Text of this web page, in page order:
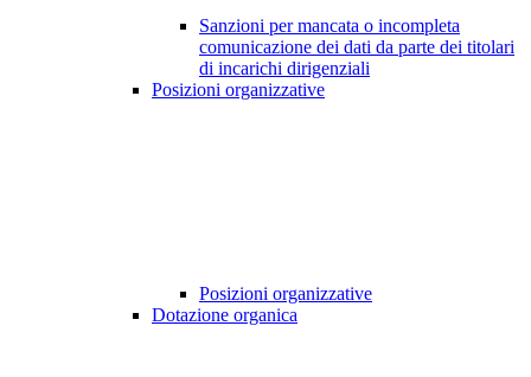
Sanzioni per mancata o incompleta
comunicazione dei dati da parte dei titolari
di incarichi dirigenziali
Posizioni organizzative
Posizioni organizzative
Dotazione organica